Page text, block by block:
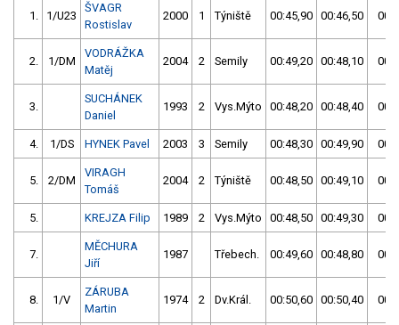
1. 1/U23
ŠVAGR
Rostislav
2000 1 Týniště 00:45,90 00:46,50
2. 1/DM
VODRÁŽKA
Matěj
2004 2 Semily 00:49,20 00:48,10
3.
SUCHÁNEK
Daniel
1993 2 Vys.Mýto 00:48,20 00:48,40
4. 1/DS HYNEK Pavel 2003 3 Semily 00:48,30 00:49,90
5. 2/DM
VIRAGH
Tomáš
2004 2 Týniště 00:48,50 00:49,10
5. KREJZA Filip 1989 2 Vys.Mýto 00:48,50 00:49,30
7.
MĚCHURA
Jiří
1987 Třebech. 00:49,60 00:48,80
8. 1/V
ZÁRUBA
Martin
1974 2 Dv.Král. 00:50,60 00:50,40